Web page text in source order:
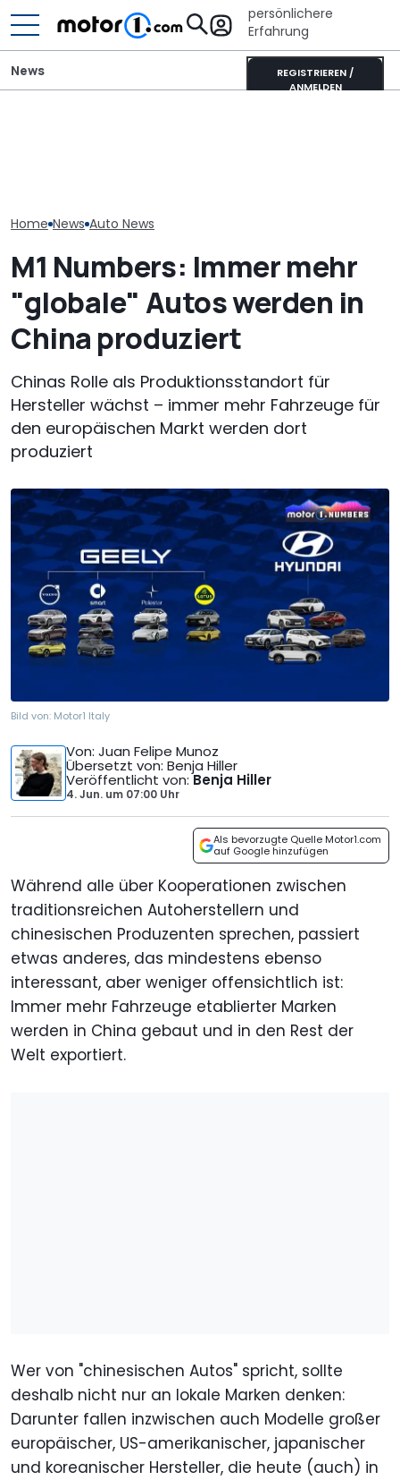
persönlichere
Erfahrung
REGISTRIEREN /
ANMELDEN
News
Home News Auto News
M1 Numbers: Immer mehr
"globale" Autos werden in
China produziert
Chinas Rolle als Produktionsstandort für
Hersteller wächst – immer mehr Fahrzeuge für
den europäischen Markt werden dort
produziert
Bild von: Motor1 Italy
Von: Juan Felipe Munoz
Übersetzt von: Benja Hiller
Veröffentlicht von:Benja Hiller
4. Jun. um 07:00 Uhr
Als bevorzugte Quelle Motor1.com
auf Google hinzufügen
Während alle über Kooperationen zwischen
traditionsreichen Autoherstellern und
chinesischen Produzenten sprechen, passiert
etwas anderes, das mindestens ebenso
interessant, aber weniger offensichtlich ist:
Immer mehr Fahrzeuge etablierter Marken
werden in China gebaut und in den Rest der
Welt exportiert.
Wer von "chinesischen Autos" spricht, sollte
deshalb nicht nur an lokale Marken denken:
Darunter fallen inzwischen auch Modelle großer
europäischer, US-amerikanischer, japanischer
und koreanischer Hersteller, die heute (auch) in